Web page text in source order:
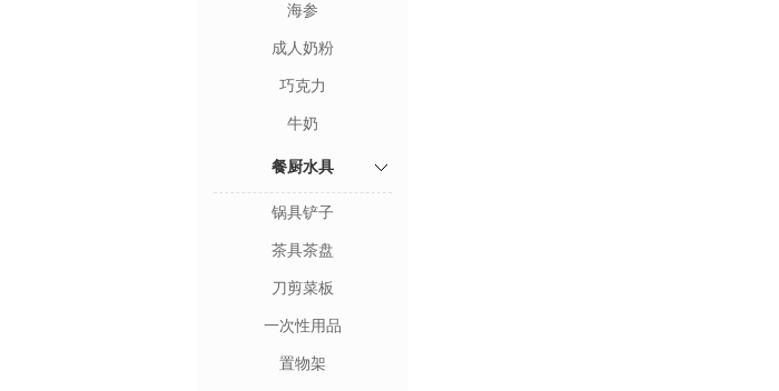
海参
成人奶粉
巧克力
牛奶
餐厨水具
锅具铲子
茶具茶盘
刀剪菜板
一次性用品
置物架